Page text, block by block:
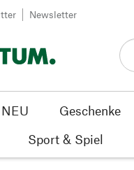
Newsletter
NEU Geschenke
Sport & Spiel